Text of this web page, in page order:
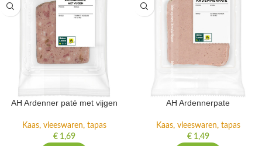
AH Ardenner paté met vijgen
Kaas, vleeswaren, tapas
€1,69
AH Ardennerpate
Kaas, vleeswaren, tapas
€1,49